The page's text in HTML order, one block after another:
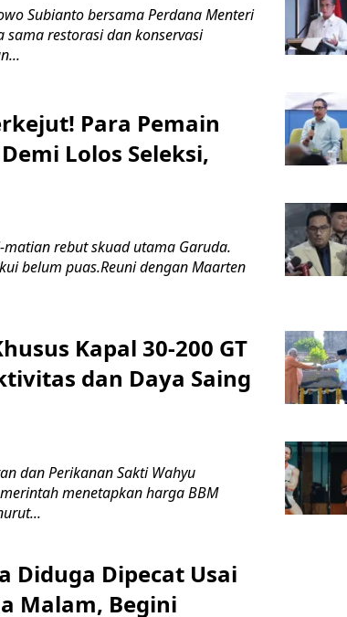
Subianto bersama Perdana Menteri
restorasi dan konservasi
Para Pemain
Lolos Seleksi,
matian rebut skuad utama Garuda.
belum puas.Reuni dengan Maarten
Kapal 30-200 GT
dan Daya Saing
dan Perikanan Sakti Wahyu
menetapkan harga BBM
Diduga Dipecat Usai
Malam, Begini